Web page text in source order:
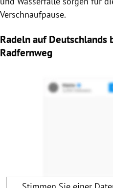
Verschnaufpause.
Radeln auf Deutschlands
Radfernweg